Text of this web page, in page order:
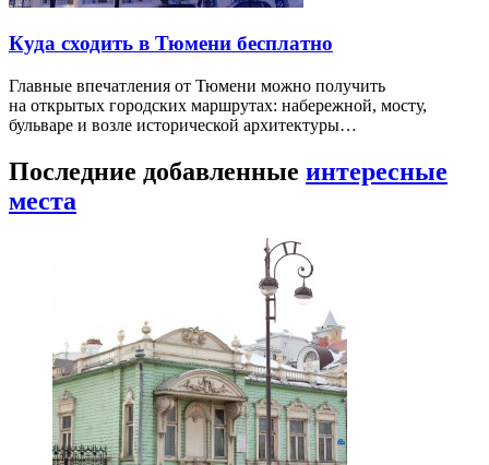
Куда сходить в Тюмени бесплатно
Главные впечатления от Тюмени можно получить
на открытых городских маршрутах: набережной, мосту,
бульваре и возле исторической архитектуры…
Последние добавленные интересные
места